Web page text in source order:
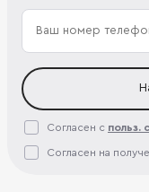
Согласен с польз.
Согласен на